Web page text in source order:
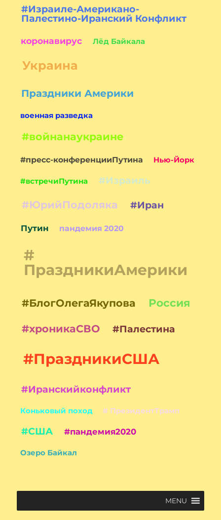
#Израиле-Американо-
Палестино-Иранский Конфликт
коронавирус Лёд Байкала
Украина
Праздники Америки
военная разведка
#войнанаукраине
#пресс-конференцииПутина Нью-Йорк
#встречиПутина #Израиль
#ЮрийПодоляка #Иран
Путин пандемия 2020
#
ПраздникиАмерики
#БлогОлегаЯкупова Россия
#хроникаСВО #Палестина
#ПраздникиСША
#Иранскийконфликт
Коньковый поход # ПрезидентТрамп
#США #пандемия2020
Озеро Байкал
MENU